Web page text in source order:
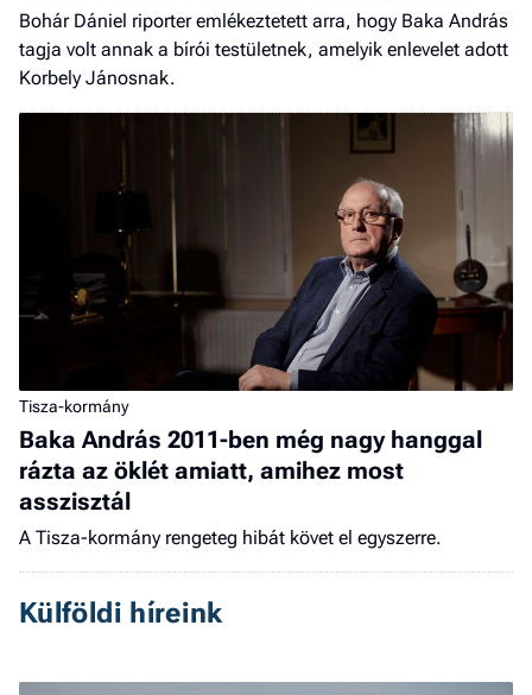
Bohár Dániel riporter emlékeztetett arra, hogy Baka András
tagja volt annak a bírói testületnek, amelyik enlevelet adott
Korbely Jánosnak.
Tisza-kormány
Baka András 2011-ben még nagy hanggal
rázta az öklét amiatt, amihez most
asszisztál
A Tisza-kormány rengeteg hibát követ el egyszerre.
Külföldi híreink